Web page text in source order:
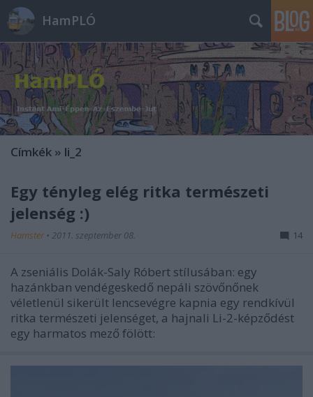
HamPLÓ
Címkék » li_2
Egy tényleg elég ritka természeti
jelenség :)
Hamster • 2011. szeptember 08. 14
A zseniális Dolák-Saly Róbert stílusában: egy
hazánkban vendégeskedő nepáli szövőnőnek
véletlenül sikerült lencsevégre kapnia egy rendkívül
ritka természeti jelenséget, a hajnali Li-2-képződést
egy harmatos mező fölött: